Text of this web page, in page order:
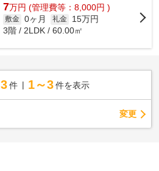
7万円 (管理費等：8,000円 )
敷金 0ヶ月 礼金
15万円
3階 / 2LDK / 60.00㎡
3 件 1～3 件を表示
変更